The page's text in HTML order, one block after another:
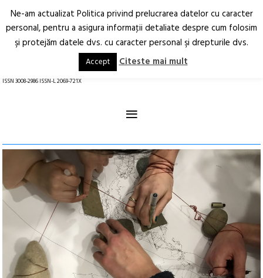
Arhitectură.
Oraș.
RO EN
ISSN 3008-2986 ISSN-L 2069-721X
≡
Ne-am actualizat Politica privind prelucrarea datelor cu caracter
personal, pentru a asigura informaţii detaliate despre cum folosim
şi protejăm datele dvs. cu caracter personal şi drepturile dvs.
Accept Citeste mai mult